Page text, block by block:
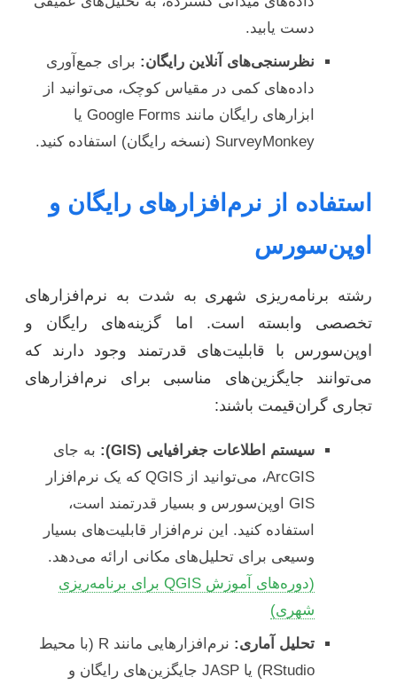
دست یابید.
نظرسنجی‌های آنلاین رایگان: برای جمع‌آوری
داده‌های کمی در مقیاس کوچک، می‌توانید از
ابزارهای رایگان مانند Google Forms یا
SurveyMonkey (نسخه رایگان) استفاده کنید.
استفاده از نرم‌افزارهای رایگان و
اوپن‌سورس
رشته برنامه‌ریزی شهری به شدت به نرم‌افزارهای
تخصصی وابسته است. اما گزینه‌های رایگان و
اوپن‌سورس با قابلیت‌های قدرتمند وجود دارند که
می‌توانند جایگزین‌های مناسبی برای نرم‌افزارهای
تجاری گران‌قیمت باشند:
سیستم اطلاعات جغرافیایی (GIS):
به جای
ArcGIS، می‌توانید از QGIS که یک نرم‌افزار
GIS اوپن‌سورس و بسیار قدرتمند است،
استفاده کنید. این نرم‌افزار قابلیت‌های بسیار
وسیعی برای تحلیل‌های مکانی ارائه می‌دهد.
(دوره‌های آموزش QGIS برای برنامه‌ریزی
شهری)
تحلیل آماری:
نرم‌افزارهایی مانند R (با محیط
RStudio) یا JASP جایگزین‌های رایگان و